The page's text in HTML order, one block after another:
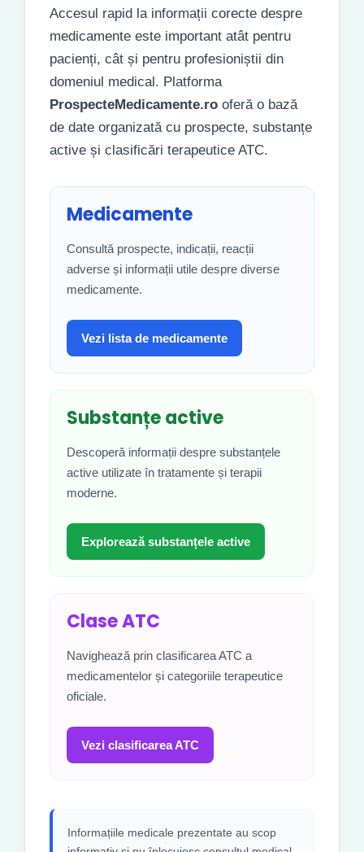
Accesul rapid la informații corecte despre
medicamente este important atât pentru
pacienți, cât și pentru profesioniștii din
domeniul medical. Platforma
ProspecteMedicamente.ro oferă o bază
de date organizată cu prospecte, substanțe
active și clasificări terapeutice ATC.
Medicamente
Consultă prospecte, indicații, reacții
adverse și informații utile despre diverse
medicamente.
Vezi lista de medicamente
Substanțe active
Descoperă informații despre substanțele
active utilizate în tratamente și terapii
moderne.
Explorează substanțele active
Clase ATC
Navighează prin clasificarea ATC a
medicamentelor și categoriile terapeutice
oficiale.
Vezi clasificarea ATC
Informațiile medicale prezentate au scop